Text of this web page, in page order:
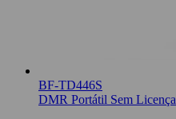
BF-TD446S
DMR Portátil Sem Licença